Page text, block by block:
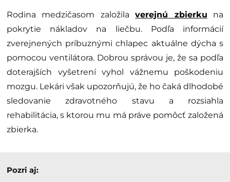
Rodina medzičasom založilaverejnú zbierku na
pokrytie nákladov na liečbu. Podľa informácií
zverejnených príbuznými chlapec aktuálne dýcha s
pomocou ventilátora. Dobrou správou je, že sa podľa
doterajších vyšetrení vyhol vážnemu poškodeniu
mozgu. Lekári však upozorňujú, že ho čaká dlhodobé
sledovanie zdravotného stavu a rozsiahla
rehabilitácia, s ktorou mu má práve pomôcť založená
zbierka.
Pozri aj: